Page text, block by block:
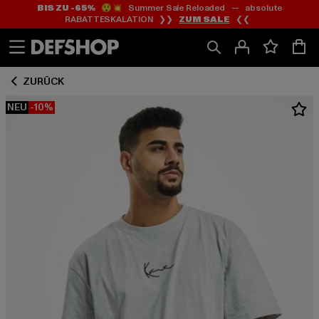
Zum
Inhalt
springen
Zum
Fußzeile
springen
BIS ZU -65%😲💥 Summer Sale Reloaded — absolute
RABATTESKALATION ❯❯ ZUM SALE ❮❮
ZURÜCK
NEU -10%